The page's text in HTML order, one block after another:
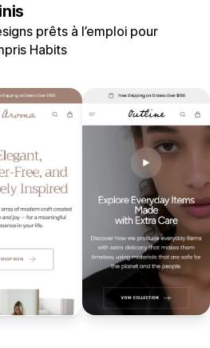
prêts à l’emploi pour
Habits